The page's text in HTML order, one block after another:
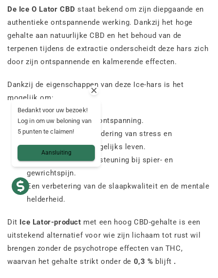
De Ice O Lator CBD staat bekend om zijn diepgaande en
authentieke ontspannende werking. Dankzij het hoge
gehalte aan natuurlijke CBD en het behoud van de
terpenen tijdens de extractie onderscheidt deze hars zich
door zijn ontspannende en kalmerende effecten.
Dankzij de eigenschappen van deze Ice-hars is het
mogelijk om:
Diepe en langdurige ontspanning.
Een merkbare vermindering van stress en
spanningen in het dagelijks leven.
Een effectieve ondersteuning bij spier- en
gewrichtspijn.
Een verbetering van de slaapkwaliteit en de mentale
helderheid.
Dit Ice Lator-product met een hoog CBD-gehalte is een
uitstekend alternatief voor wie zijn lichaam tot rust wil
brengen zonder de psychotrope effecten van THC,
waarvan het gehalte strikt onder de 0,3 % blijft .
Bedankt voor uw bezoek!
Log in om uw beloning van
5 punten te claimen!
Aansluiting